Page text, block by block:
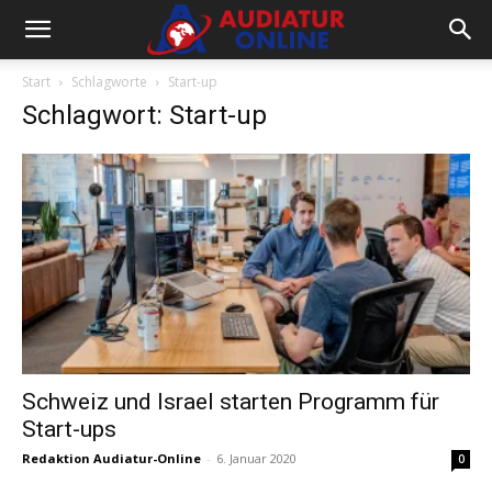
Start Schlagworte Start-up
Schlagwort: Start-up
Schweiz und Israel starten Programm für
Start-ups
Redaktion Audiatur-Online - 6. Januar 2020 0